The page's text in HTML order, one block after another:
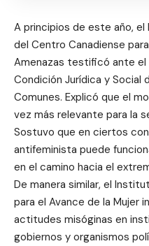
A principios de este año, el
del Centro Canadiense
Amenazas testificó ante
Condición Jurídica y Social
Comunes. Explicó que el
vez más relevante para la
Sostuvo que en ciertos
antifeminista puede
en el camino hacia el
De manera similar, el
para el Avance de la Mujer
actitudes misóginas en
gobiernos y organismos